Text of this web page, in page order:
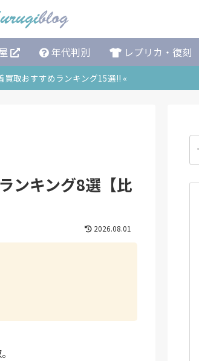
年代判別 レプリカ・復刻
買取おすすめランキング15選!! «
ンキング8選【比
2026.08.01